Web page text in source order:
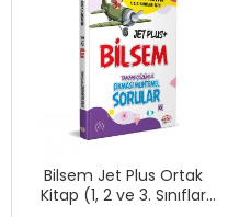
Bilsem Jet Plus Ortak
Kitap (1, 2 ve 3. Sınıflar